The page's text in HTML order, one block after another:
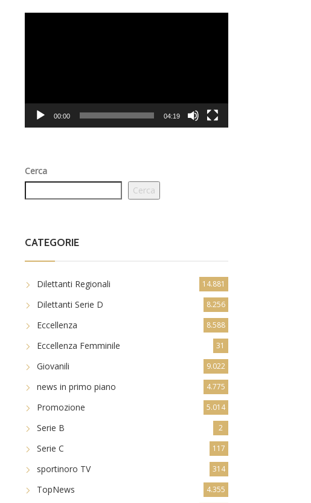
00:00 04:19
Cerca
Cerca
CATEGORIE
Dilettanti Regionali 14.881
Dilettanti Serie D 8.256
Eccellenza 8.588
Eccellenza Femminile 31
Giovanili 9.022
news in primo piano 4.775
Promozione 5.014
Serie B 2
Serie C 117
sportinoro TV 314
TopNews 4.355